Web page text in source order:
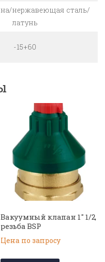
нержавеющая сталь/
латунь
-15+60
Вакуумный клапан 1″ 1/2,
резьба BSP
Цена по запросу